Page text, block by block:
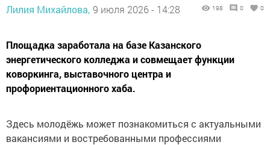
Лилия Михайлова, 9 июля 2026 - 14:28 198 0 0
Площадка заработала на базе Казанского
энергетического колледжа и совмещает функции
коворкинга, выставочного центра и
профориентационного хаба.
Здесь молодёжь может познакомиться с актуальными
вакансиями и востребованными профессиями